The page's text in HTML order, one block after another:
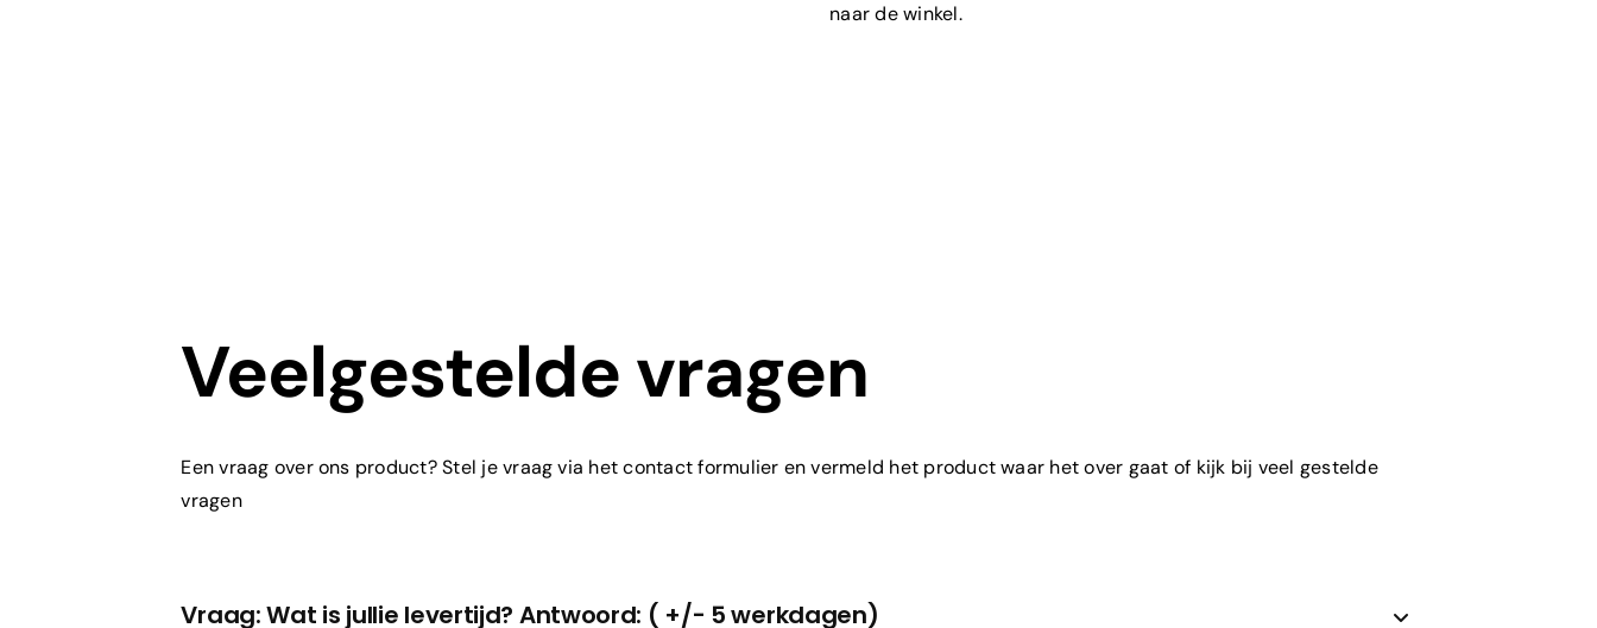
naar de winkel.
Veelgestelde vragen
Een vraag over ons product? Stel je vraag via het contact formulier en vermeld het product waar het over gaat of kijk bij veel gestelde
vragen
Vraag: Wat is jullie levertijd? Antwoord: ( +/- 5 werkdagen)